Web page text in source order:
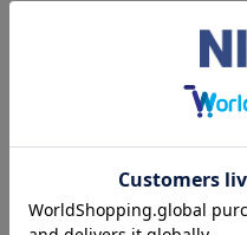
材「スーパートリコ」採用。
ポリエステル100%のため、
チームウエアとしてもそろえ